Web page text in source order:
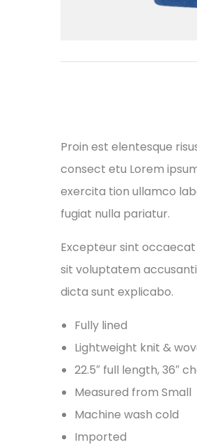
Proin est elentesque
consect etu Lorem
exercita tion ullamco
fugiat nulla pariatur.
Excepteur sint
sit voluptatem
dicta sunt explicabo.
Fully lined
Lightweight knit &
22.5″ full length, 36″
Measured from Small
Machine wash cold
Imported